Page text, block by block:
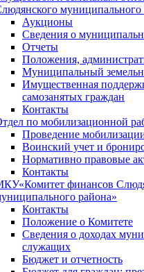
муниципального
Аукционы
Сведения о
Отчеты
Положения,
Муниципальный
Имущественная
самозанятых граждан
Контакты
по мобилизационной
Проведение
Воинский учет и
Нормативно правовые
Контакты
финансов
района»
Контакты
Положение о Комитете
Сведения о доходах
служащих
Бюджет и отчетность